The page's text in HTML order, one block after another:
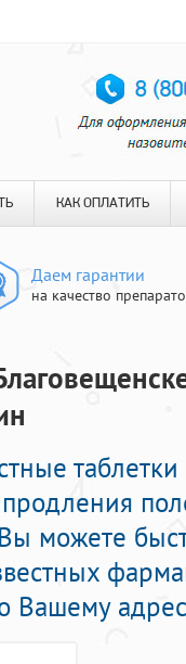
КАК ОПЛАТИТЬ
Даем гарантии
на качество
можете
Вашему